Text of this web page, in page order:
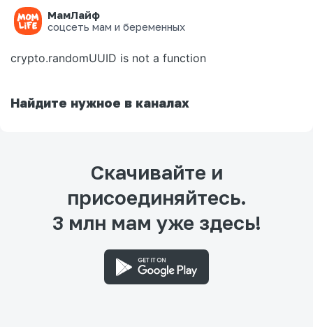
МамЛайф
соцсеть мам и беременных
Ошибка на странице
crypto.randomUUID is not a function
Найдите нужное в каналах
Скачивайте и
присоединяйтесь.
3 млн мам уже здесь!